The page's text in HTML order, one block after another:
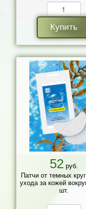
Купить
52руб.
Патчи от темных
ухода за кожей
шт.